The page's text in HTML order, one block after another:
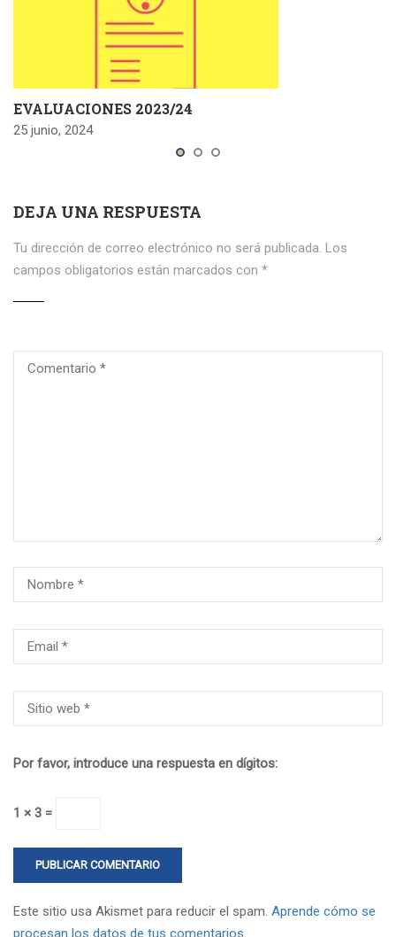
EVALUACIONES 2023/24
25 junio, 2024
DEJA UNA RESPUESTA
Tu dirección de correo electrónico no será publicada. Los
campos obligatorios están marcados con *
Por favor, introduce una respuesta en dígitos:
1 × 3 =
Este sitio usa Akismet para reducir el spam. Aprende cómo se
procesan los datos de tus comentarios.